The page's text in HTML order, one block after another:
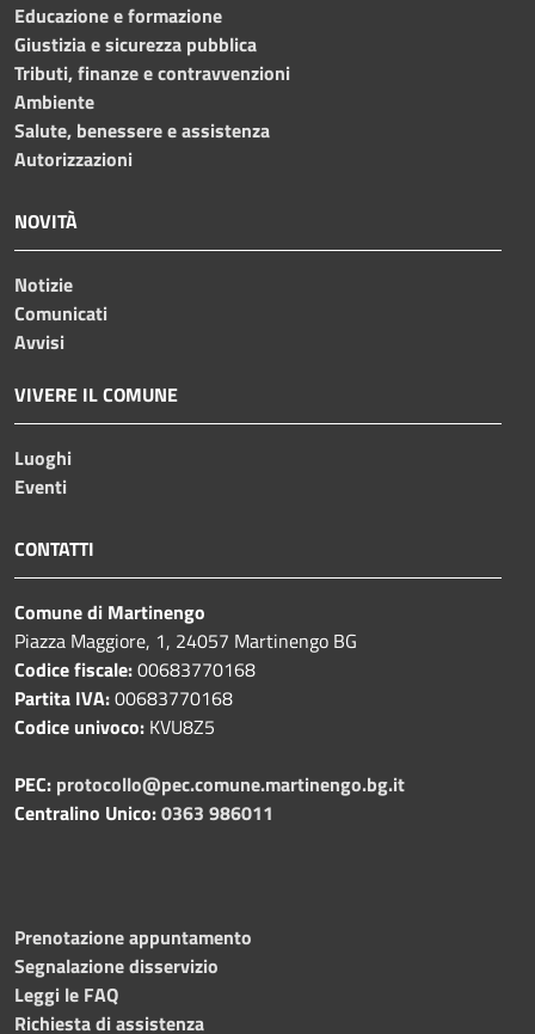
Educazione e formazione
Giustizia e sicurezza pubblica
Tributi, finanze e contravvenzioni
Ambiente
Salute, benessere e assistenza
Autorizzazioni
NOVITÀ
Notizie
Comunicati
Avvisi
VIVERE IL COMUNE
Luoghi
Eventi
CONTATTI
Comune di Martinengo
Piazza Maggiore, 1, 24057 Martinengo BG
Codice fiscale:00683770168
Partita IVA:00683770168
Codice univoco: KVU8Z5
PEC: protocollo@pec.comune.martinengo.bg.it
Centralino Unico:0363 986011
Prenotazione appuntamento
Segnalazione disservizio
Leggi le FAQ
Richiesta di assistenza